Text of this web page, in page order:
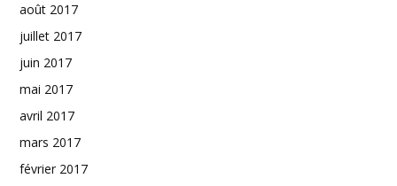
août 2017
juillet 2017
juin 2017
mai 2017
avril 2017
mars 2017
février 2017